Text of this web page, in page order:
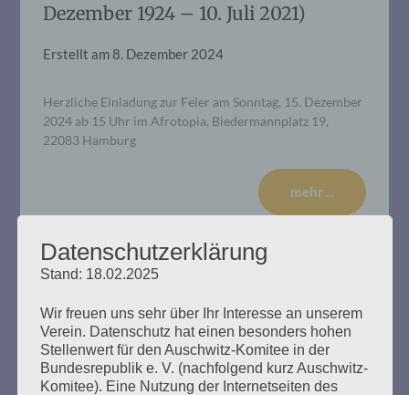
Dezember 1924 – 10. Juli 2021)
Erstellt am8. Dezember 2024
Herzliche Einladung zur Feier am Sonntag, 15. Dezember
2024 ab 15 Uhr im Afrotopia, Biedermannplatz 19,
22083 Hamburg
mehr ...
spricht
Erstellt am8. Dezember 2024
Datenschutzerklärung
Stand: 18.02.2025
Wir freuen uns sehr über Ihr Interesse an unserem
Verein. Datenschutz hat einen besonders hohen
Stellenwert für den Auschwitz-Komitee in der
Bundesrepublik e. V. (nachfolgend kurz Auschwitz-
Komitee). Eine Nutzung der Internetseiten des